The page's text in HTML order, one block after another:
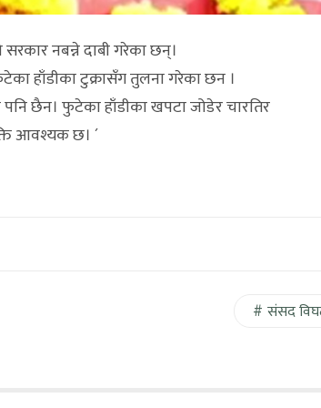
नबन्ने दाबी गरेका छन्।
हाँडीका टुक्रासँग तुलना गरेका छन ।
छैन। फुटेका हाँडीका खपटा जोडेर चारतिर
आवश्यक छ। ´
संसद